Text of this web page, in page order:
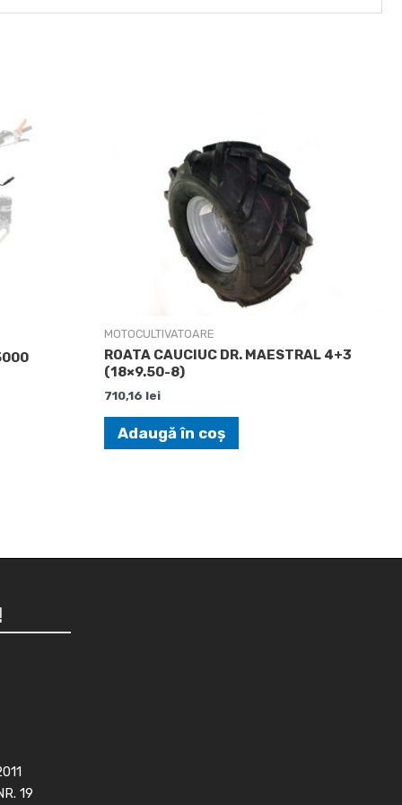
MOTOCULTIVATOARE
ROATA CAUCIUC DR. MAESTRAL 4+3
(18×9.50-8)
710,16 lei
Adaugă în coș
19